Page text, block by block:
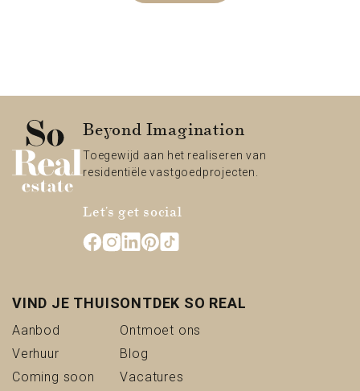
Beyond Imagination
Toegewijd aan het realiseren van
residentiële vastgoedprojecten.
Let's get social
VIND JE THUIS
Aanbod
Verhuur(Verhuur)
Coming soon (Coming soon)
ONTDEK SO REAL
Ontmoet ons
Blog
Vacatures